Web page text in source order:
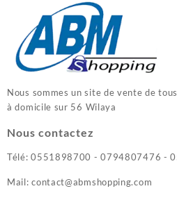
Nous sommes un site de vente de
à domicile sur 56 Wilaya
Nous contactez
Télé: 0551898700 - 0794807476 -
Mail: contact@abmshopping.com